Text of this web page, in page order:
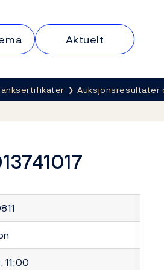
Aktuelt
Auksjonsresultater
11:00